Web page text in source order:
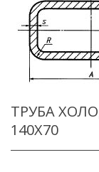
ТРУБА
140X70